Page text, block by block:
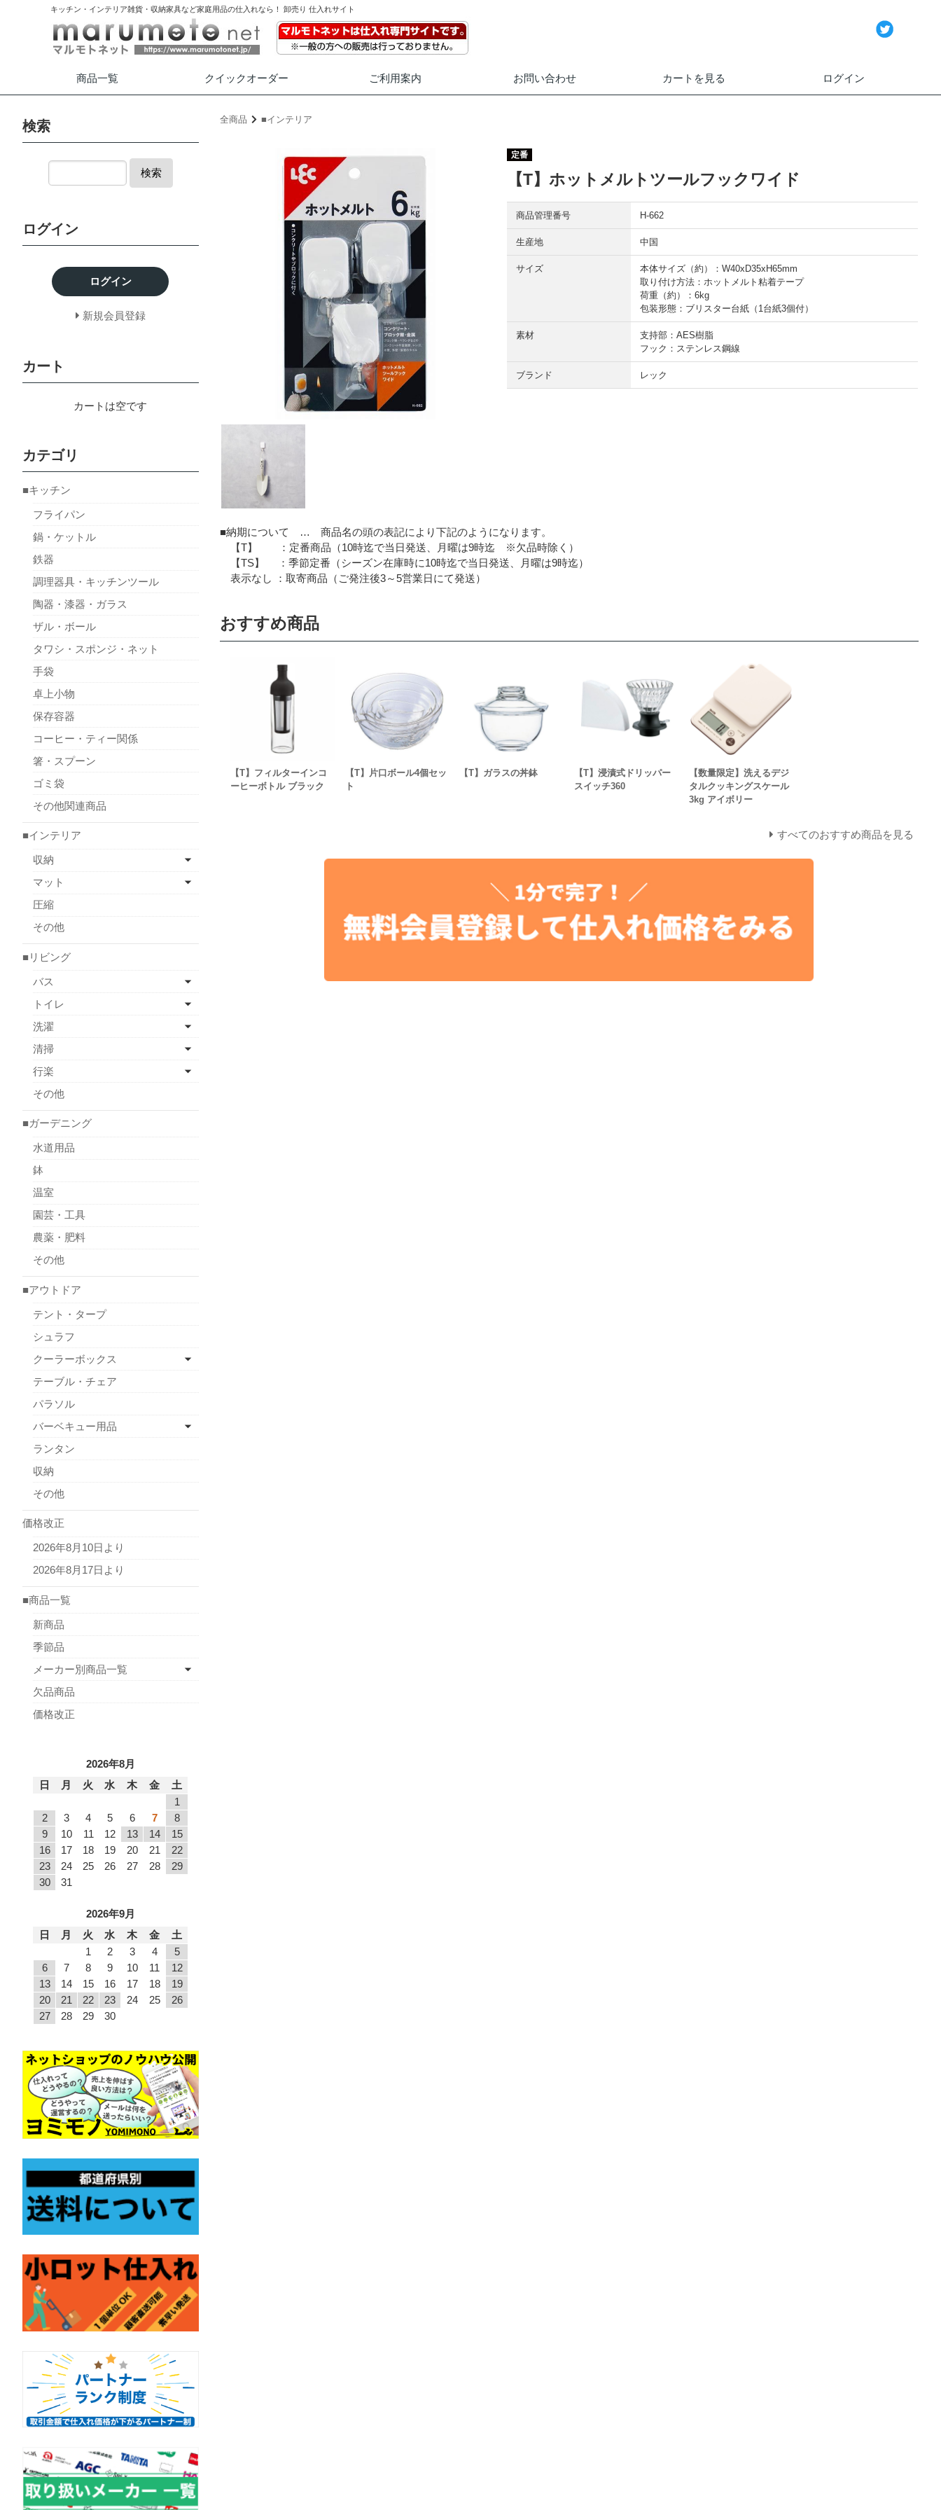
キッチン・インテリア雑貨・収納家具など家庭用品の仕入れなら！ 卸売り 仕入れサイト
商品一覧 クイックオーダー ご利用案内 お問い合わせ カートを見る ログイン
全商品 ■インテリア
定番
【T】ホットメルトツールフックワイド
商品管理番号 H-662
生産地 中国
サイズ
本体サイズ（約）：W40xD35xH65mm
取り付け方法：ホットメルト粘着テープ
荷重（約）：6kg
包装形態：ブリスター台紙（1台紙3個付）
素材
支持部：AES樹脂
フック：ステンレス鋼線
ブランド レック
■納期について … 商品名の頭の表記により下記のようになります。
【T】 ：定番商品（10時迄で当日発送、月曜は9時迄 ※欠品時除く）
【TS】 ：季節定番（シーズン在庫時に10時迄で当日発送、月曜は9時迄）
表示なし ：取寄商品（ご発注後3～5営業日にて発送）
おすすめ商品
【T】フィルターインコ
ーヒーボトル ブラック
【T】片口ボール4個セッ
ト
【T】ガラスの丼鉢
【T】浸漬式ドリッパー
スイッチ360
【数量限定】洗えるデジ
タルクッキングスケール
3kg アイボリー
すべてのおすすめ商品を見る
検索
検索
ログイン
ログイン
新規会員登録
カート
カートは空です
カテゴリ
■キッチン
フライパン
鍋・ケットル
鉄器
調理器具・キッチンツール
陶器・漆器・ガラス
ザル・ボール
タワシ・スポンジ・ネット
手袋
卓上小物
保存容器
コーヒー・ティー関係
箸・スプーン
ゴミ袋
その他関連商品
■インテリア
収納
マット
圧縮
その他
■リビング
バス
トイレ
洗濯
清掃
行楽
その他
■ガーデニング
水道用品
鉢
温室
園芸・工具
農薬・肥料
その他
■アウトドア
テント・タープ
シュラフ
クーラーボックス
テーブル・チェア
パラソル
バーベキュー用品
ランタン
収納
その他
価格改正
2026年8月10日より
2026年8月17日より
■商品一覧
新商品
季節品
メーカー別商品一覧
欠品商品
価格改正
2026年8月
日
月 火 水 木 金
土
1
2
3 4 5 6 7
8
9
10 11 12 13 14
15
16
17 18 19 20 21
22
23
24 25 26 27 28
29
30
31
2026年9月
日
月 火 水 木 金
土
1
2 3 4
5
6
7 8 9 10 11
12
13
14 15 16 17 18
19
20
21 22 23 24 25
26
27
28 29 30